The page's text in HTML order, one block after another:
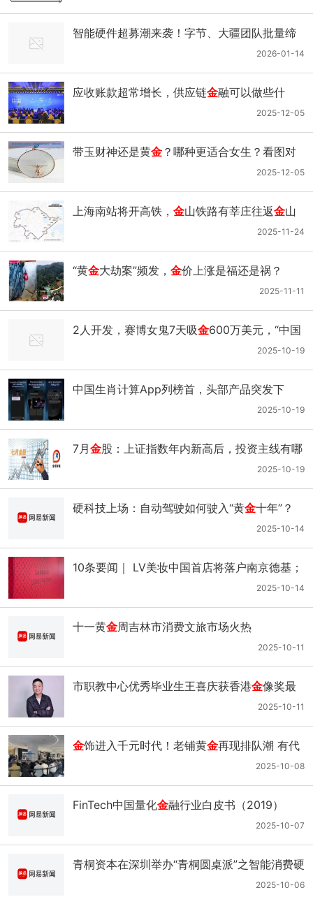
智能硬件超募潮来袭！字节、大疆团队批量缔
2026-01-14
应收账款超常增长，供应链金融可以做些什
2025-12-05
带玉财神还是黄金 ？哪种更适合女生？看图对
2025-12-05
上海南站将开高铁， 金山铁路有莘庄往返金山
的车……2025年1月5日起，铁路列车运行变化
很大
2025-11-24
“黄金大劫案”频发， 金价上涨是福还是祸？
2025-11-11
2人开发，赛博女鬼7天吸金600万美元，“中国
大发行+外国小研发”打造出了黑马二次元游戏
2025-10-19
中国生肖计算App列榜首，头部产品突发下
2025-10-19
7月金股：上证指数年内新高后，投资主线有哪
2025-10-19
硬科技上场：自动驾驶如何驶入“黄金十年”？
2025-10-14
10条要闻｜ LV美妆中国首店将落户南京德基；
押注开云逆势反弹；新加坡奢侈
品市场逆势上扬今年有望增长7%
2025-10-14
十一黄金周吉林市消费文旅市场火热
2025-10-11
市职教中心优秀毕业生王喜庆获香港金像奖最
2025-10-11
金饰进入千元时代！老铺黄金再现排队潮 有代
2025-10-08
FinTech中国量化金融行业白皮书（2019）
2025-10-07
青桐资本在深圳举办“青桐圆桌派”之智能消费硬
2025-10-06